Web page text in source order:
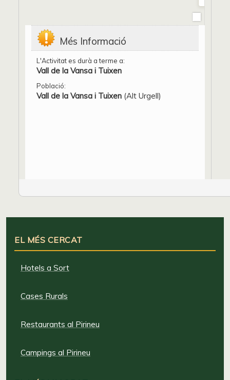
Més Informació
L'Activitat es durà a terme a:
Vall de la Vansa i Tuixen
Població:
Vall de la Vansa i Tuixen (Alt Urgell)
EL MÉS CERCAT
Hotels a Sort
Cases Rurals
Restaurants al Pirineu
Campings al Pirineu